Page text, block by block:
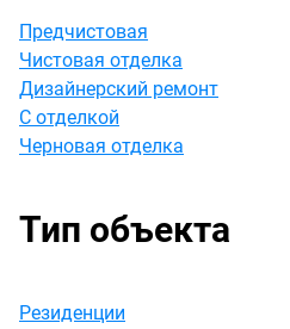
Предчистовая
Чистовая отделка
Дизайнерский ремонт
С отделкой
Черновая отделка
Тип объекта
Резиденции